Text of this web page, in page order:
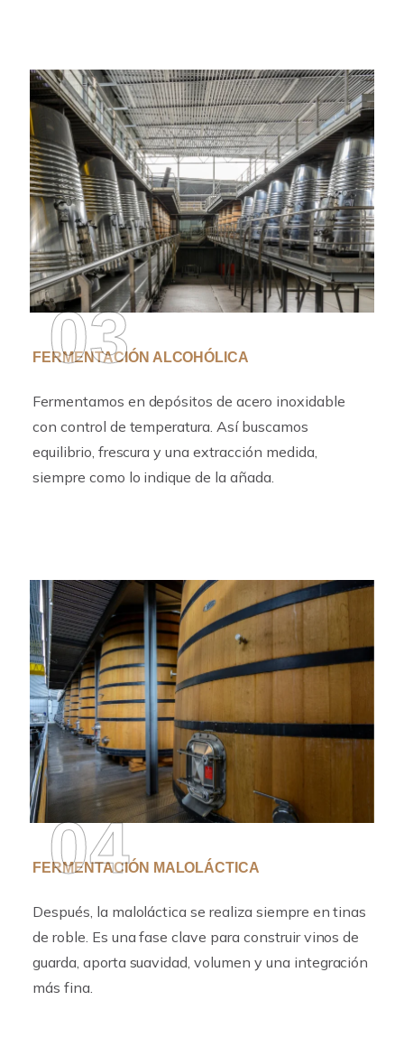
03
FERMENTACIÓN ALCOHÓLICA
Fermentamos en depósitos de acero inoxidable
con control de temperatura. Así buscamos
equilibrio, frescura y una extracción medida,
siempre como lo indique de la añada.
04
FERMENTACIÓN MALOLÁCTICA
Después, la maloláctica se realiza siempre en tinas
de roble. Es una fase clave para construir vinos de
guarda, aporta suavidad, volumen y una integración
más fina.